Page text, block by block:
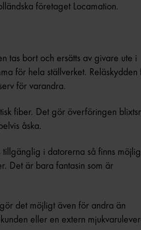
företaget Locamation.
tas bort och ersätts av givare ute i
för hela ställverket. Reläskydden
för varandra.
fiber. Det gör överföringen
åska.
i datorerna så finns
Det är bara fantasin som är
det möjligt även för andra än
eller en extern